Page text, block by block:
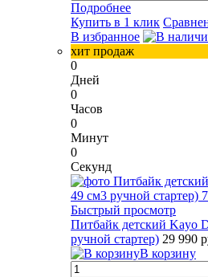
Подробнее
Купить в 1 клик
В избранное
хит продаж
0
Дней
0
Часов
0
Минут
0
Секунд
Быстрый просмотр
Питбайк детский Kayo
ручной стартер) 29 990
В корзину